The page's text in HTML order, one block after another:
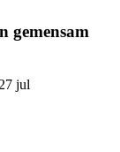
gemensam
jul